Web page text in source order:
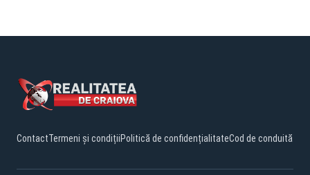
ContactTermeni și condițiiPolitică de confidențialitateCod de conduită